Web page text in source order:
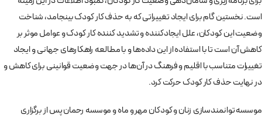
است. نخستین گام برای ایجاد تغییراتی که به حذف کار کودک بینجامد، شناخت
وضعیت این کودکان، علل ایجادکننده و تشدید کننده کار کودک و عوامل موثر بر
کاهش آن است تا با استفاده از این داده‌ها و با مطالعه راهکارهای جهانی و ایجاد
تغییرات متناسب با اقلیم و فرهنگ در آن‌ها در جهت وضعیت قوانینی برای کاهش و
در نهایت حذف کار کودک حرکت کرد.
موسسه توانمندسازی زنان و کودکان مهر و ماه و موسسه رحمان پس از برگزاری